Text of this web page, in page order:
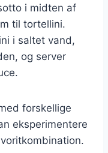
i midten af
til tortellini.
i saltet vand,
og server
forskellige
eksperimentere